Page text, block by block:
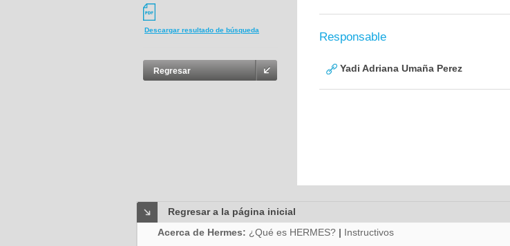
Descargar resultado de búsqueda
Regresar
Responsable
Yadi Adriana Umaña Perez
Regresar a la página inicial
Acerca de Hermes: ¿Qué es HERMES? | Instructivos